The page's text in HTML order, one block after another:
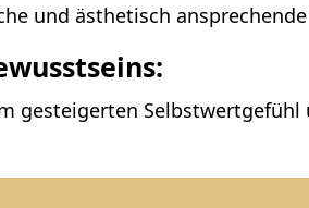
und ästhetisch
gesteigerten